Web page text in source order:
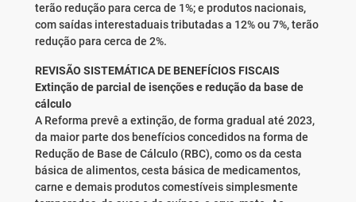
terão redução para cerca de 1%; e produtos nacionais,
com saídas interestaduais tributadas a 12% ou 7%, terão
redução para cerca de 2%.
REVISÃO SISTEMÁTICA DE BENEFÍCIOS FISCAIS
Extinção de parcial de isenções e redução da base de
cálculo
A Reforma prevê a extinção, de forma gradual até 2023,
da maior parte dos benefícios concedidos na forma de
Redução de Base de Cálculo (RBC), como os da cesta
básica de alimentos, cesta básica de medicamentos,
carne e demais produtos comestíveis simplesmente